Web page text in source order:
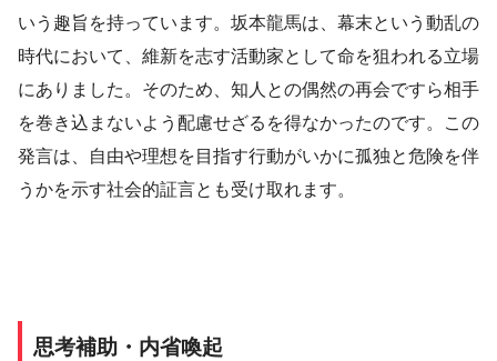
いう趣旨を持っています。坂本龍馬は、幕末という動乱の
時代において、維新を志す活動家として命を狙われる立場
にありました。そのため、知人との偶然の再会ですら相手
を巻き込まないよう配慮せざるを得なかったのです。この
発言は、自由や理想を目指す行動がいかに孤独と危険を伴
うかを示す社会的証言とも受け取れます。
思考補助・内省喚起